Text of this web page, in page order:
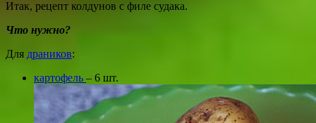
Итак, рецепт колдунов с филе судака.
Что нужно?
Для драников:
картофель – 6 шт.